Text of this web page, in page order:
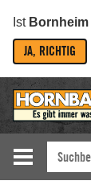
Ist Bornheim
JA, RICHTIG